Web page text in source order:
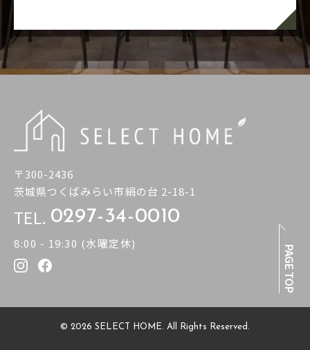
PAGE TOP
〒300-2436
茨城県つくばみらい市絹の台 2-18-1
TEL. 0297-34-0010
8:00 - 19:30 (水曜定休)
© 2026 SELECT HOME. All Rights Reserved.